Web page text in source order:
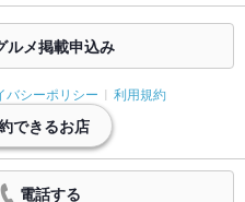
ルメ掲載申込み
バシーポリシー 利用規約
電話する
できるお店